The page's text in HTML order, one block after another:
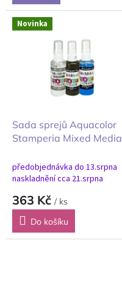
Novinka
Sada sprejů Aquacolor
Stamperia Mixed Media
předobjednávka do 13.srpna
naskladnění cca 21.srpna
363 Kč / ks
Do košíku